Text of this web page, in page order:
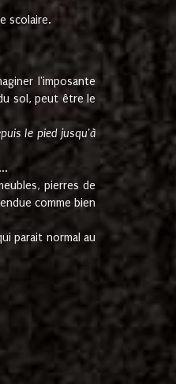
scolaire.
l'imposante
sol, peut être le
le pied jusqu'à
pierres de
comme bien
parait normal au